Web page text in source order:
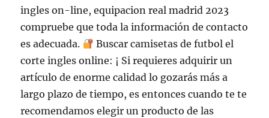
ingles on-line, equipacion real madrid 2023
compruebe que toda la información de contacto
es adecuada.
Buscar camisetas de futbol el
corte ingles online: ¡ Si requieres adquirir un
artículo de enorme calidad lo gozarás más a
largo plazo de tiempo, es entonces cuando te te
recomendamos elegir un producto de las